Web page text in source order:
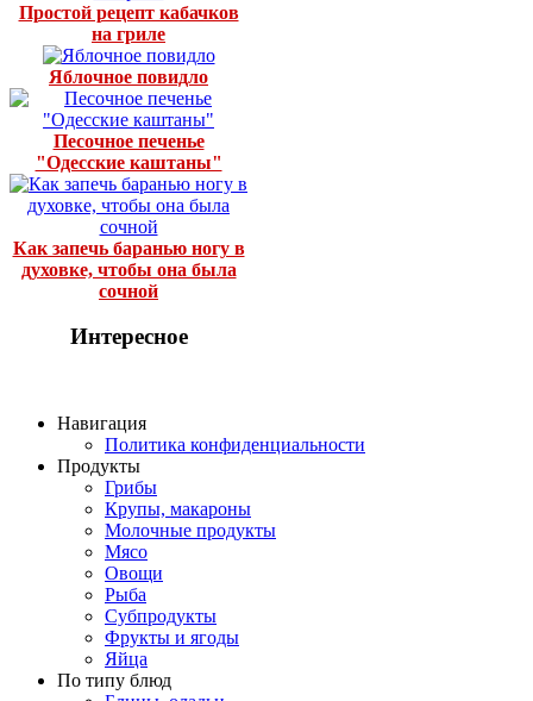
Простой рецепт кабачков
на гриле
Яблочное повидло
Песочное печенье
"Одесские каштаны"
Как запечь баранью ногу в
духовке, чтобы она была
сочной
Интересное
Навигация
Политика конфиденциальности
Продукты
Грибы
Крупы, макароны
Молочные продукты
Мясо
Овощи
Рыба
Субпродукты
Фрукты и ягоды
Яйца
По типу блюд